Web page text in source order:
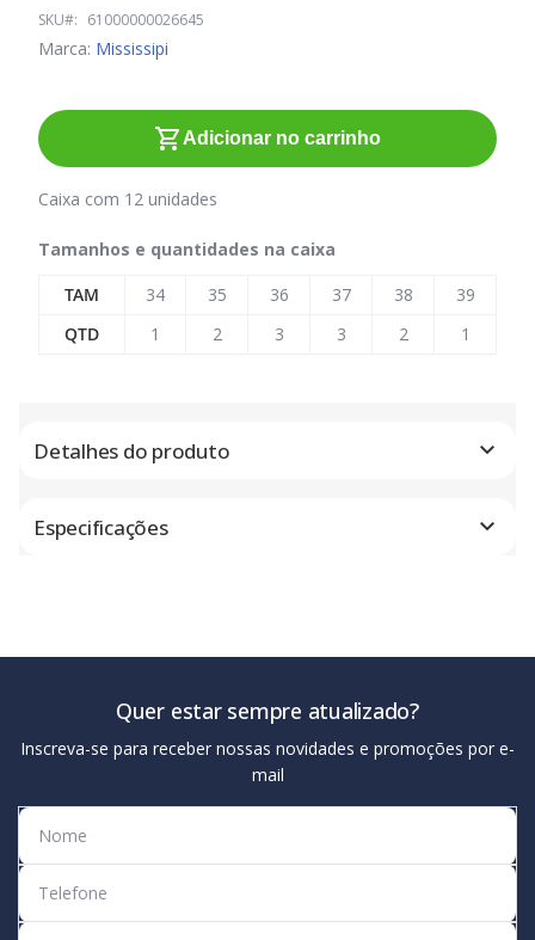
início
da
imagens
SKU 61000000026645
Marca: Mississipi
Adicionar no carrinho
Caixa com 12 unidades
Tamanhos e quantidades na caixa
TAM
34 35 36 37 38
39
QTD
1 2 3 3 2 1
Detalhes do produto
Especificações
Quer estar sempre atualizado?
Inscreva-se para receber nossas novidades e promoções por e-
mail